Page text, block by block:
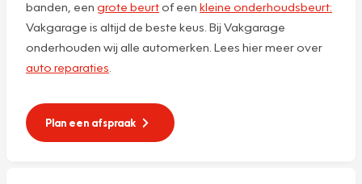
banden, een grote beurtof een kleine onderhoudsbeurt:
Vakgarage is altijd de beste keus. Bij Vakgarage
onderhouden wij alle automerken. Lees hier meer over
auto reparaties
Plan een afspraak